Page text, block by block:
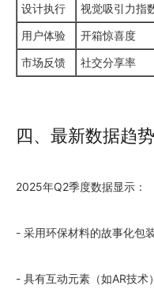
设计执行
视觉吸引力指
用户体验
开箱惊喜度
市场反馈
社交分享率
四、最新数据趋
2025年Q2季度数据显示：
- 采用环保材料的故事化包
- 具有互动元素（如AR技